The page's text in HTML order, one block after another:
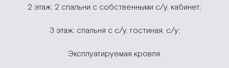
2 этаж: 2 спальни с собственными с/у, кабинет;
3 этаж: спальня с с/у, гостиная, с/у;
Эксплуатируемая кровля.